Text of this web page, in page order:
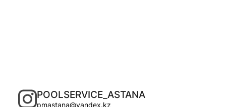
POOLSERVICE_ASTANA
pmastana@yandex.kz